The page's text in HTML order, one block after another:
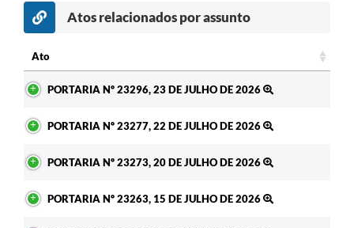
Atos relacionados por assunto
Ato
PORTARIA Nº 23296, 23 DE JULHO DE 2026
PORTARIA Nº 23277, 22 DE JULHO DE 2026
PORTARIA Nº 23273, 20 DE JULHO DE 2026
PORTARIA Nº 23263, 15 DE JULHO DE 2026